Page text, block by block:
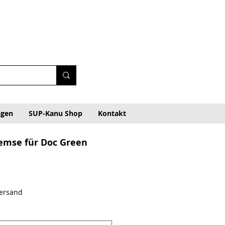
SUP-Kanu Shop Kontakt
für Doc Green